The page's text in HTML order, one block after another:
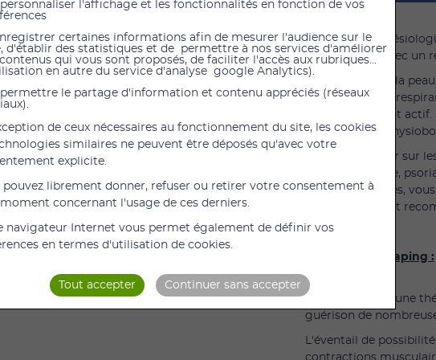
La bande de
haute qualité avec un
Il est doux pour la
transpiration et
aucun ingrédient
professionnel
Ne pas appliquer sur
(neurodermatite,
de peau sensibles,
adhésif. Utilisé et
La thérapie K-Taping :
Le K-Taping est une
guérison de
L'éventail de
contractions
personnaliser l'affichage et les fonctionnalités en fonction de vos
certaines informations afin de mesurer l'audience sur le
d'établir des statistiques et de permettre à nos services d'améliorer
contenus qui vous sont proposés, de faciliter l'accès aux rubriques...
en autre du service d'analyse google Analytics).
permettre le partage d'information et contenu appréciés (réseaux
de ceux nécessaires au fonctionnement du site, les cookies
similaires ne peuvent être déposés qu'avec votre
explicite.
pouvez librement donner, refuser ou retirer votre consentement à
concernant l'usage de ces derniers.
navigateur Internet vous permet également de définir vos
en termes d'utilisation de cookies.
Tout accepter Continuer sans accepter